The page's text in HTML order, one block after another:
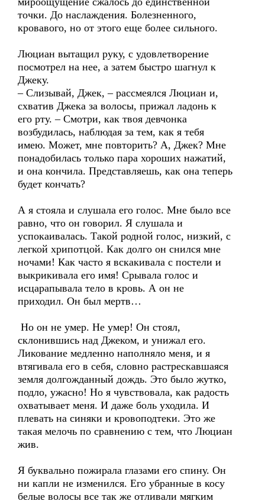
точки. До наслаждения. Болезненного,
кровавого, но от этого еще более сильного.
Люциан вытащил руку, с удовлетворение
посмотрел на нее, а затем быстро шагнул к
Джеку.
– Слизывай, Джек, – рассмеялся Люциан и,
схватив Джека за волосы, прижал ладонь к
его рту. – Смотри, как твоя девчонка
возбудилась, наблюдая за тем, как я тебя
имею. Может, мне повторить? А, Джек? Мне
понадобилась только пара хороших нажатий,
и она кончила. Представляешь, как она теперь
будет кончать?
А я стояла и слушала его голос. Мне было все
равно, что он говорил. Я слушала и
успокаивалась. Такой родной голос, низкий, с
легкой хрипотцой. Как долго он снился мне
ночами! Как часто я вскакивала с постели и
выкрикивала его имя! Срывала голос и
исцарапывала тело в кровь. А он не
приходил. Он был мертв…
Но он не умер. Не умер! Он стоял,
склонившись над Джеком, и унижал его.
Ликование медленно наполняло меня, и я
втягивала его в себя, словно растрескавшаяся
земля долгожданный дождь. Это было жутко,
подло, ужасно! Но я чувствовала, как радость
охватывает меня. И даже боль уходила. И
плевать на синяки и кровоподтеки. Это же
такая мелочь по сравнению с тем, что Люциан
жив.
Я буквально пожирала глазами его спину. Он
ни капли не изменился. Его убранные в косу
белые волосы все так же отливали мягким